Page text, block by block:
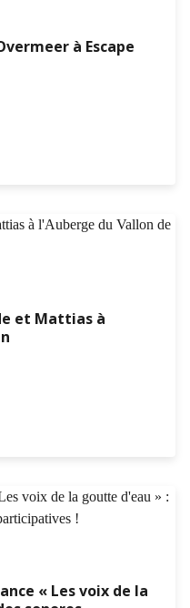
à Escape
et Mattias à
« Les voix de la